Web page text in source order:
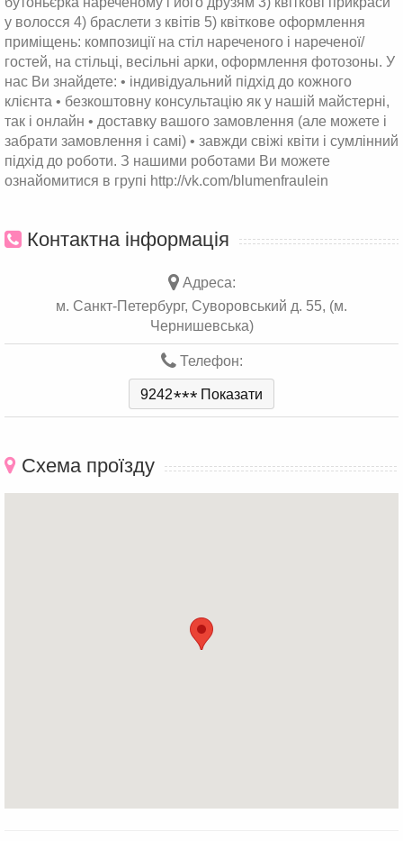
у волосся 4) браслети з квітів 5) квіткове оформлення
приміщень: композиції на стіл нареченого і нареченої/
гостей, на стільці, весільні арки, оформлення фотозоны. У
нас Ви знайдете: • індивідуальний підхід до кожного
клієнта • безкоштовну консультацію як у нашій майстерні,
так і онлайн • доставку вашого замовлення (але можете і
забрати замовлення і самі) • завжди свіжі квіти і сумлінний
підхід до роботи. З нашими роботами Ви можете
ознайомитися в групі http://vk.com/blumenfraulein
Контактна інформація
Адреса:
м. Санкт-Петербург, Суворовський д. 55, (м.
Чернишевська)
Телефон:
9242*** Показати
Схема проїзду